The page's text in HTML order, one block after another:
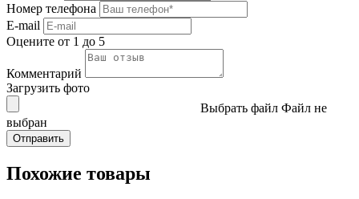
Номер телефона
E-mail
Оцените от 1 до 5
Комментарий
Загрузить фото
Выбрать файл Файл не
выбран
Похожие товары